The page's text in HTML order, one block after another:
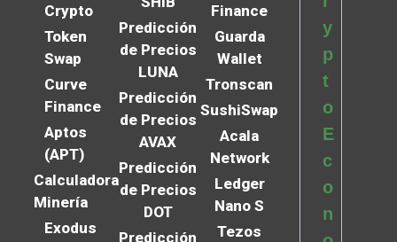
Crypto
Token
Swap
Curve
Finance
Aptos
(APT)
Calculadora
Minería
Exodus
Predicción
de Precios
LUNA
Predicción
de Precios
AVAX
Predicción
de Precios
DOT
Predicción
Finance
Guarda
Wallet
Tronscan
SushiSwap
Acala
Network
Ledger
Nano S
Tezos
y
p
t
o
E
c
o
n